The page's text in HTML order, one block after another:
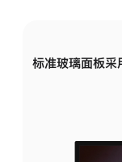
标准玻璃面板采